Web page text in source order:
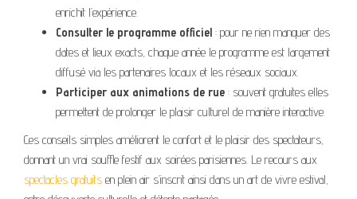
enrichit l’expérience.
Consulter le programme officiel : pour ne rien manquer des
dates et lieux exacts, chaque année le programme est largement
diffusé via les partenaires locaux et les réseaux sociaux.
Participer aux animations de rue : souvent gratuites elles
permettent de prolonger le plaisir culturel de manière interactive.
Ces conseils simples améliorent le confort et le plaisir des spectateurs,
donnant un vrai souffle festif aux soirées parisiennes. Le recours aux
spectacles gratuits en plein air s’inscrit ainsi dans un art de vivre estival,